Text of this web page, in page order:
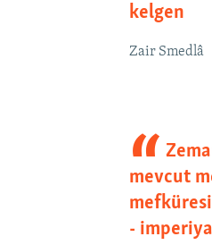
kelgen
Zair Smedlâ
mevcut
- imperiya